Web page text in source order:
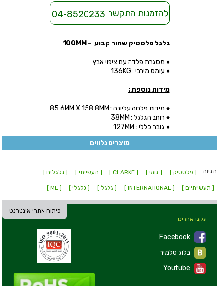
להזמנות התקשר 04-8520233
גלגל פלסטיק שחור קבוע - 100MM
♦ מסגרת פלדה עם ציפוי אבץ
♦ עומס מירבי : 136KG
מידות נוספת :
♦ מידות פלטה עליונה : 85.6MM X 158.8MM
♦ רוחב הגלגל : 38MM
♦ גובה כללי : 127MM
מוצרים נלווים
תגיות: [ פלסטיק ] [ גומי ] [ CLARKE ] [ תעשייתי ] [ גלגלים ]
[ תעשייתיים ] [ INTERNATIONAL ] [ גלגל ] [ גלגלי ] [ ML ]
פיתוח אתרי אינטרנט
עקבו אחרינו
Facebook
Youtube